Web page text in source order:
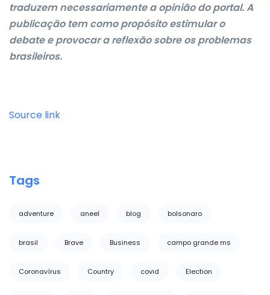
traduzem necessariamente a opinião do portal. A
publicação tem como propósito estimular o
debate e provocar a reflexão sobre os problemas
brasileiros.
Source link
Tags
adventure aneel blog bolsonaro
brasil Brave Business campo grande ms
Coronavírus Country covid Election